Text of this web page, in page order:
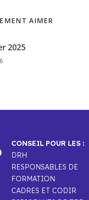
AIMER
2025
CONSEIL POUR LES :
DRH
RESPONSABLES DE
FORMATION
CADRES ET CODIR